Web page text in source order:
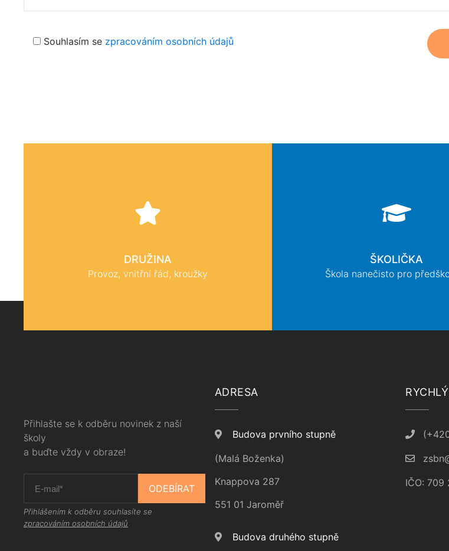
Souhlasím se zpracováním osobních údajů
DRUŽINA
Provoz, vnitřní řád, kroužky
ŠKOLIČKA
Škola nanečisto pro
Přihlašte se k odběru novinek z naší
školy
a buďte vždy v obraze!
ODEBÍRAT
Přihlášením k odběru souhlasíte se
zpracováním osobních údajů
ADRESA
Budova prvního stupně
(Malá Boženka)
Knappova 287
551 01 Jaroměř
Budova druhého stupně
IČO: 709